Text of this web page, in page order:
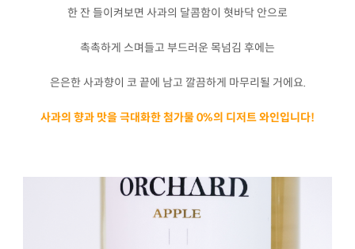
한 잔 들이켜보면 사과의 달콤함이 혓바닥 안으로
촉촉하게 스며들고 부드러운 목넘김 후에는
은은한 사과향이 코 끝에 남고 깔끔하게 마무리될 거에요.
사과의 향과 맛을 극대화한 첨가물 0%의 디저트 와인입니다!